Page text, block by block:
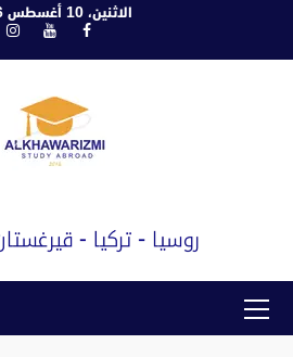
الاثنين، 10 أغسطس 2026
فيسبوكيوتيوب
القائمة